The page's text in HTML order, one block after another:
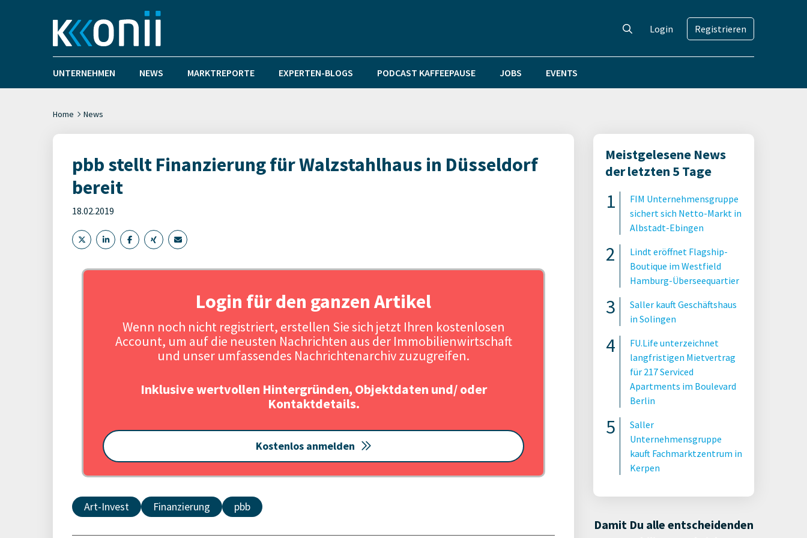
Login Registrieren
UNTERNEHMEN NEWS MARKTREPORTE EXPERTEN-BLOGS PODCAST KAFFEEPAUSE JOBS EVENTS
Home News
pbb stellt Finanzierung für Walzstahlhaus in Düsseldorf
bereit
18.02.2019
Login für den ganzen Artikel
Wenn noch nicht registriert, erstellen Sie sich jetzt Ihren kostenlosen
Account, um auf die neusten Nachrichten aus der Immobilienwirtschaft
und unser umfassendes Nachrichtenarchiv zuzugreifen.
Inklusive wertvollen Hintergründen, Objektdaten und/ oder
Kontaktdetails.
Kostenlos anmelden
Art-Invest Finanzierung pbb
Meistgelesene News
der letzten 5 Tage
FIM Unternehmensgruppe
sichert sich Netto-Markt in
Albstadt-Ebingen
Lindt eröffnet Flagship-
Boutique im Westfield
Hamburg-Überseequartier
Saller kauft Geschäftshaus
in Solingen
FU.Life unterzeichnet
langfristigen Mietvertrag
für 217 Serviced
Apartments im Boulevard
Berlin
Saller
Unternehmensgruppe
kauft Fachmarktzentrum in
Kerpen
Damit Du alle entscheidenden